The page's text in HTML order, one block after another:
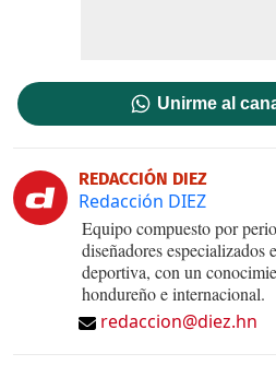
Unirme al
REDACCIÓN DIEZ
Redacción DIEZ
Equipo compuesto por
diseñadores especializados
deportiva, con un
hondureño e internacional.
redaccion@diez.hn